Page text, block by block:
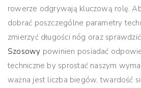
rowerze odgrywają kluczową rolę.
dobrać poszczególne parametry
zmierzyć długości nóg oraz
Szosowy powinien posiadać
techniczne by sprostać naszym
ważna jest liczba biegów, twardość